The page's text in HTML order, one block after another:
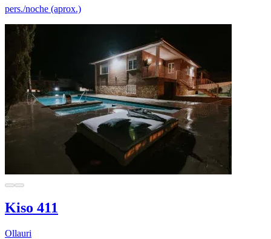
pers./noche (aprox.)
Kiso 411
Ollauri